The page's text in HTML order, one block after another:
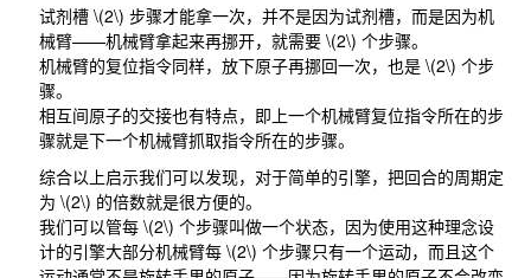
试剂槽 \(2\) 步骤才能拿一次，并不是因为试剂槽，而是因为机
械臂——机械臂拿起来再挪开，就需要 \(2\) 个步骤。
机械臂的复位指令同样，放下原子再挪回一次，也是 \(2\) 个步
骤。
相互间原子的交接也有特点，即上一个机械臂复位指令所在的步
骤就是下一个机械臂抓取指令所在的步骤。
综合以上启示我们可以发现，对于简单的引擎，把回合的周期定
为 \(2\) 的倍数就是很方便的。
我们可以管每 \(2\) 个步骤叫做一个状态，因为使用这种理念设
计的引擎大部分机械臂每 \(2\) 个步骤只有一个运动，而且这个